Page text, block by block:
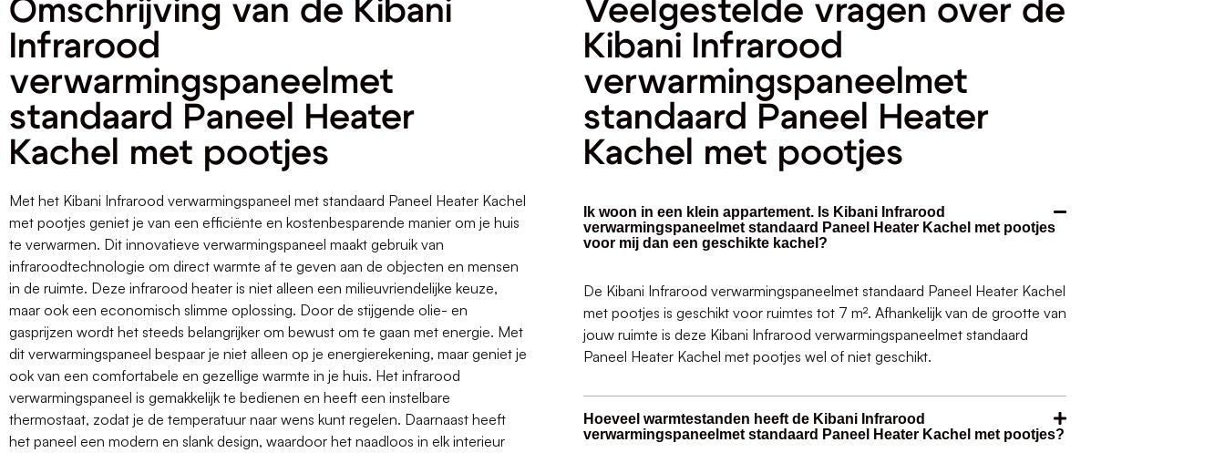
Omschrijving van de Kibani
Infrarood
verwarmingspaneelmet
standaard Paneel Heater
Kachel met pootjes
Met het Kibani Infrarood verwarmingspaneel met standaard Paneel Heater Kachel
met pootjes geniet je van een efficiënte en kostenbesparende manier om je huis
te verwarmen. Dit innovatieve verwarmingspaneel maakt gebruik van
infraroodtechnologie om direct warmte af te geven aan de objecten en mensen
in de ruimte. Deze infrarood heater is niet alleen een milieuvriendelijke keuze,
maar ook een economisch slimme oplossing. Door de stijgende olie- en
gasprijzen wordt het steeds belangrijker om bewust om te gaan met energie. Met
dit verwarmingspaneel bespaar je niet alleen op je energierekening, maar geniet je
ook van een comfortabele en gezellige warmte in je huis. Het infrarood
verwarmingspaneel is gemakkelijk te bedienen en heeft een instelbare
thermostaat, zodat je de temperatuur naar wens kunt regelen. Daarnaast heeft
het paneel een modern en slank design, waardoor het naadloos in elk interieur
Veelgestelde vragen over de
Kibani Infrarood
verwarmingspaneelmet
standaard Paneel Heater
Kachel met pootjes
Ik woon in een klein appartement. Is Kibani Infrarood
verwarmingspaneelmet standaard Paneel Heater Kachel met pootjes
voor mij dan een geschikte kachel?
De Kibani Infrarood verwarmingspaneelmet standaard Paneel Heater Kachel
met pootjes is geschikt voor ruimtes tot 7 m². Afhankelijk van de grootte van
jouw ruimte is deze Kibani Infrarood verwarmingspaneelmet standaard
Paneel Heater Kachel met pootjes wel of niet geschikt.
Hoeveel warmtestanden heeft de Kibani Infrarood
verwarmingspaneelmet standaard Paneel Heater Kachel met pootjes?